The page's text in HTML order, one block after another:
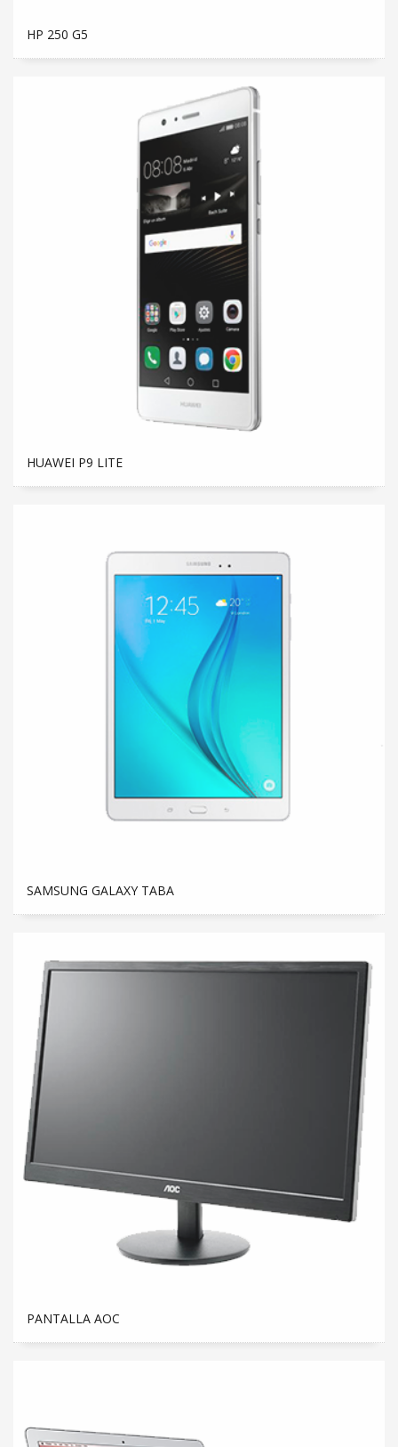
PANTALLA AOC
SAMSUNG GALAXY TABA
HUAWEI P9 LITE
HP 250 G5